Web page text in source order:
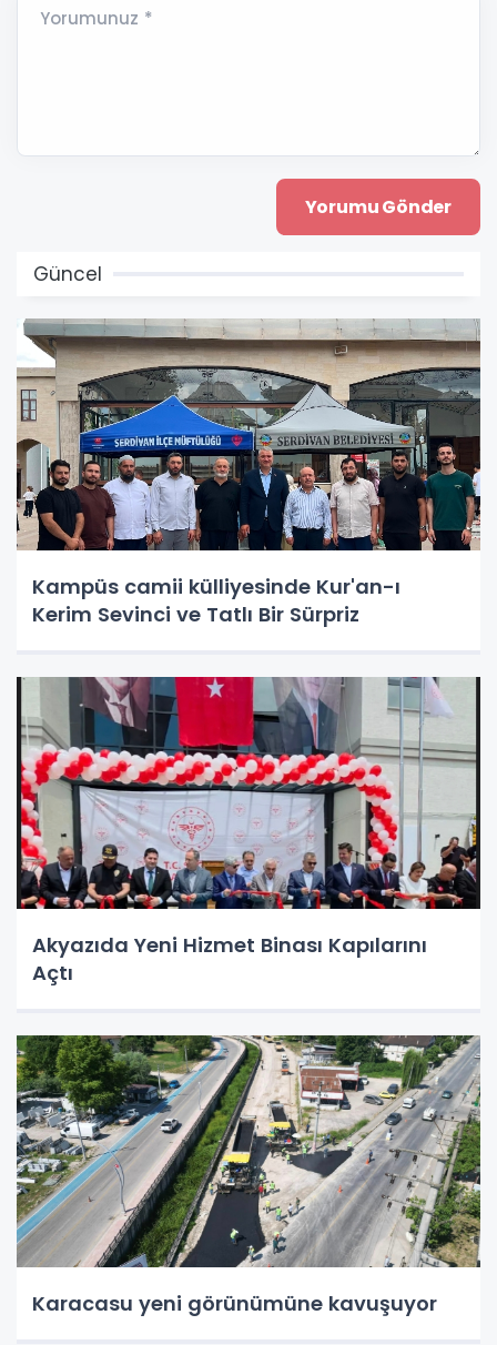
Yorumunuz *
Güncel
Kampüs camii külliyesinde Kur'an-ı
Kerim Sevinci ve Tatlı Bir Sürpriz
Akyazıda Yeni Hizmet Binası Kapılarını
Açtı
Karacasu yeni görünümüne kavuşuyor